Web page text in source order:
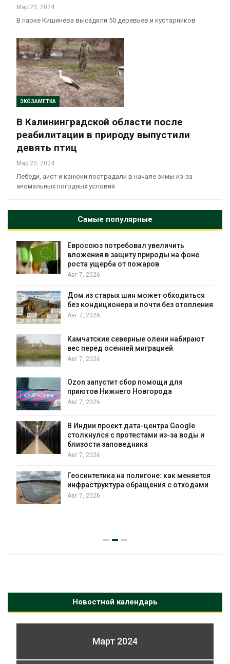
Мар 20, 2024
В парке Кишинева высадили 50 деревьев и кустарников
ЭКОЗАМЕТКА
В Калининградской области после
реабилитации в природу выпустили
девять птиц
Мар 20, 2024
Лебеди, аист и канюки пострадали в начале зимы из-за
аномальных погодных условий
Самые популярные
Евросоюз потребовал увеличить
вложения в защиту природы на фоне
роста ущерба от пожаров
Авг 7, 2026
Дом из старых шин может обходиться
без кондиционера и почти без отопления
Авг 7, 2026
Камчатские северные олени набирают
вес перед осенней миграцией
Авг 7, 2026
Ozon запустит сбор помощи для
приютов Нижнего Новгорода
Авг 7, 2026
В Индии проект дата-центра Google
столкнулся с протестами из-за воды и
близости заповедника
Авг 7, 2026
Геосинтетика на полигоне: как меняется
инфраструктура обращения с отходами
Авг 7, 2026
Новостной календарь
Март 2024